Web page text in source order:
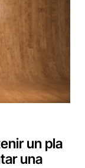
un pla
una